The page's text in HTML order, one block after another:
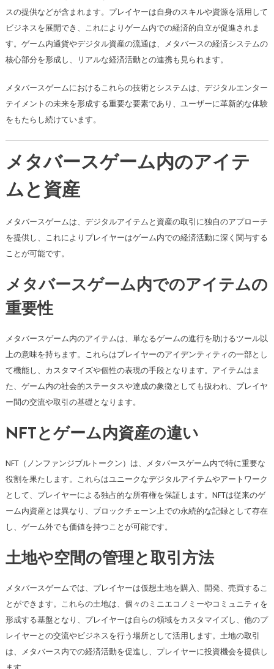
スの提供などが含まれます。プレイヤーは自身のスキルや資源を活用して
ビジネスを展開でき、これによりゲーム内での経済的自立が促進されま
す。ゲーム内通貨やデジタル資産の流通は、メタバースの経済システムの
核心部分を形成し、リアルな経済活動との連携も見られます。
メタバースゲームにおけるこれらの技術とシステムは、デジタルエンター
テイメントの未来を形成する重要な要素であり、ユーザーに革新的な体験
をもたらし続けています。
メタバースゲーム内のアイテ
ムと資産
メタバースゲームは、デジタルアイテムと資産の取引に独自のアプローチ
を提供し、これによりプレイヤーはゲーム内での経済活動に深く関与する
ことが可能です。
メタバースゲーム内でのアイテムの
重要性
メタバースゲーム内のアイテムは、単なるゲームの進行を助けるツール以
上の意味を持ちます。これらはプレイヤーのアイデンティティの一部とし
て機能し、カスタマイズや個性の表現の手段となります。アイテムはま
た、ゲーム内の社会的ステータスや達成の象徴としても扱われ、プレイヤ
ー間の交流や取引の基礎となります。
NFTとゲーム内資産の違い
NFT（ノンファンジブルトークン）は、メタバースゲーム内で特に重要な
役割を果たします。これらはユニークなデジタルアイテムやアートワーク
として、プレイヤーによる独占的な所有権を保証します。NFTは従来のゲ
ーム内資産とは異なり、ブロックチェーン上での永続的な記録として存在
し、ゲーム外でも価値を持つことが可能です。
土地や空間の管理と取引方法
メタバースゲームでは、プレイヤーは仮想土地を購入、開発、売買するこ
とができます。これらの土地は、個々のミニエコノミーやコミュニティを
形成する基盤となり、プレイヤーは自らの領域をカスタマイズし、他のプ
レイヤーとの交流やビジネスを行う場所として活用します。土地の取引
は、メタバース内での経済活動を促進し、プレイヤーに投資機会を提供し